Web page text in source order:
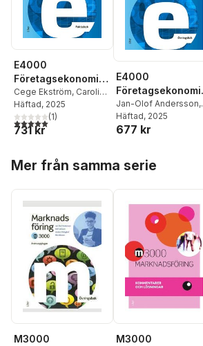
E4000
Företagsekonomi
nivå 1 Faktabok
Cege Ekström, Caroline
Hansson,Rolf Jansson
Jan-Olof Andersson
Häftad, 2025
5,0utav 5 stjärnor. Totalt antal röster:
(1)
731 kr
E4000
Företagsekonomi
nivå 1 Övningsbok
Jan-Olof Andersson,
Cege Ekström
Hansson
Häftad, 2025
677 kr
Mer från samma serie
M3000
M3000